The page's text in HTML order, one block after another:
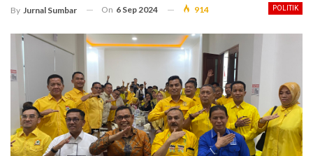
POLITIK
By Jurnal Sumbar On 6 Sep 2024 914